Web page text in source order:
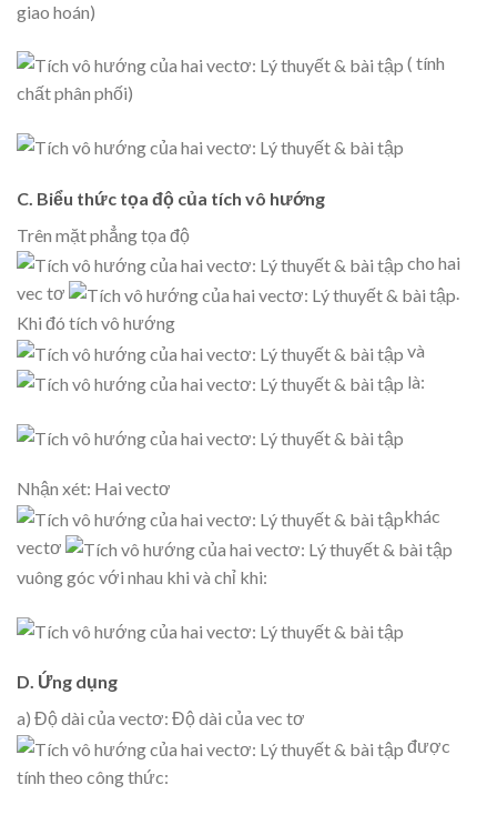
giao hoán)
( tính
chất phân phối)
C. Biểu thức tọa độ của tích vô hướng
Trên mặt phẳng tọa độ
cho hai
vec tơ
.
Khi đó tích vô hướng
và
là:
Nhận xét: Hai vectơ
khác
vectơ
vuông góc với nhau khi và chỉ khi:
D. Ứng dụng
a) Độ dài của vectơ: Độ dài của vec tơ
được
tính theo công thức: